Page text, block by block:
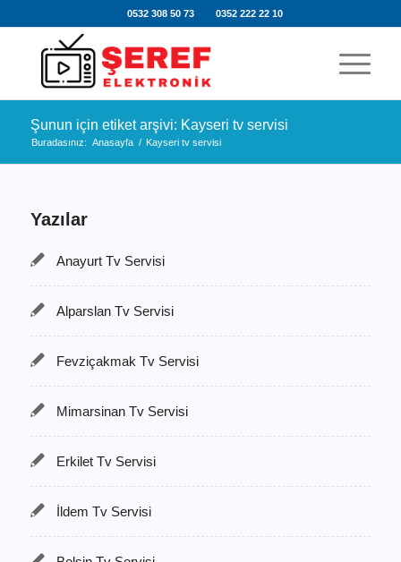
0532 308 50 73 0352 222 22 10
Şunun için etiket arşivi: Kayseri tv servisi
Buradasınız: Anasayfa / Kayseri tv servisi
Yazılar
Anayurt Tv Servisi
Alparslan Tv Servisi
Fevziçakmak Tv Servisi
Mimarsinan Tv Servisi
Erkilet Tv Servisi
İldem Tv Servisi